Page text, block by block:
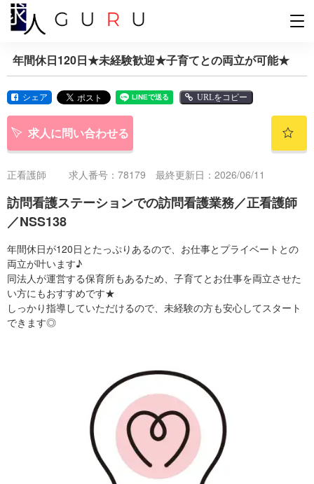
年間休日120日★未経験歓迎★子育てとの両立が可能★
シェア URLをコピー
求人に問い合わせる
正看護師 求人番号：78179 最終更新日：2026/06/11
訪問看護ステーションでの訪問看護業務／正看護師
／NSS138
年間休日が120日とたっぷりあるので、お仕事とプライベートとの
両立が叶います♪
同法人が運営する保育所もあるため、子育てとお仕事を両立させた
い方にもおすすめです★
しっかり指導していただけるので、未経験の方も安心してスタート
できます◎